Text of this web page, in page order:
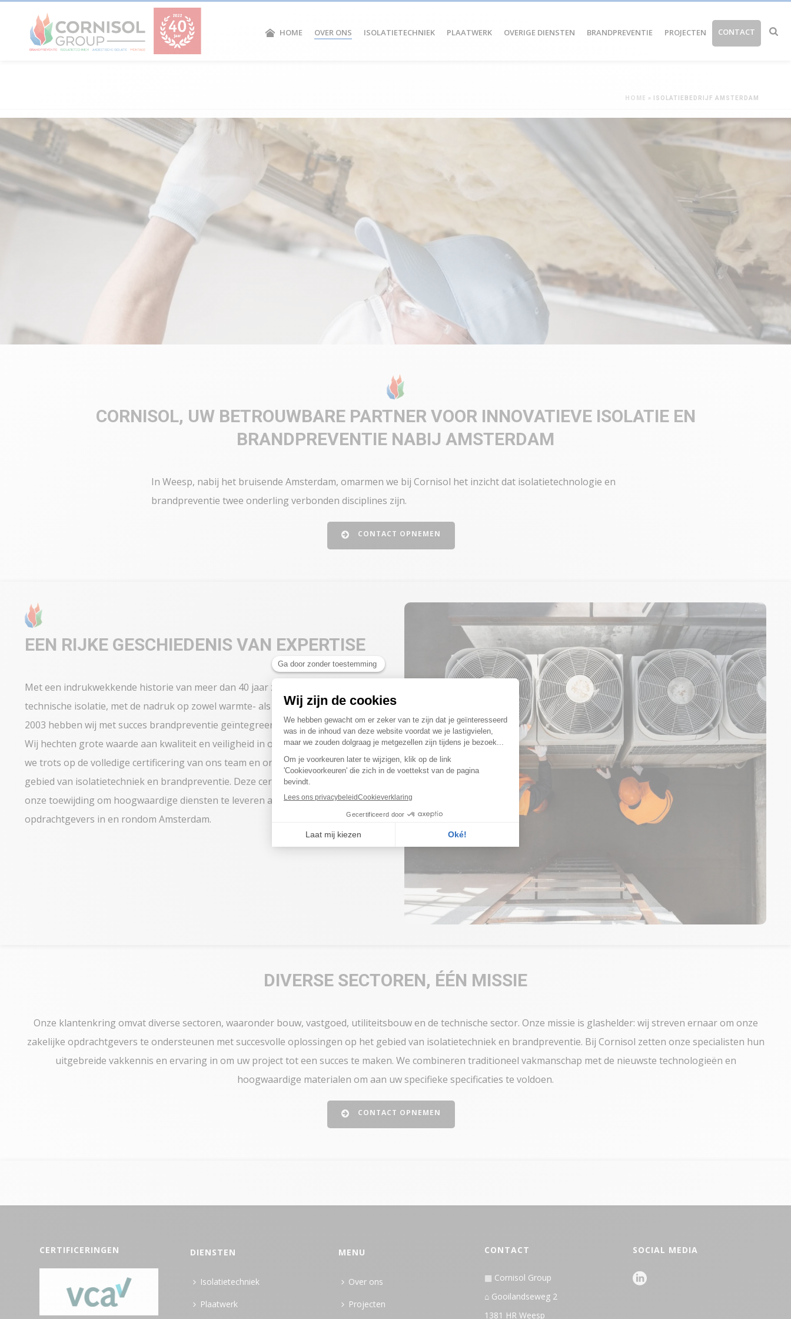
HOME OVER ONS ISOLATIETECHNIEK PLAATWERK OVERIGE DIENSTEN BRANDPREVENTIE PROJECTEN CONTACT
HOME » ISOLATIEBEDRIJF AMSTERDAM
CORNISOL, UW BETROUWBARE PARTNER VOOR INNOVATIEVE ISOLATIE EN
BRANDPREVENTIE NABIJ AMSTERDAM
In Weesp, nabij het bruisende Amsterdam, omarmen we bij Cornisol het inzicht dat isolatietechnologie en
brandpreventie twee onderling verbonden disciplines zijn.
CONTACT OPNEMEN
EEN RIJKE GESCHIEDENIS VAN EXPERTISE
Met een indrukwekkende historie van meer dan 40 jaar zijn wij gespecialiseerd in
technische isolatie, met de nadruk op zowel warmte- als koelinstallaties. Sinds
2003 hebben wij met succes brandpreventie geïntegreerd in onze dienstverlening.
Wij hechten grote waarde aan kwaliteit en veiligheid in onze branche. Daarom zijn
we trots op de volledige certificering van ons team en onze processen op het
gebied van isolatietechniek en brandpreventie. Deze certificeringen onderstrepen
onze toewijding om hoogwaardige diensten te leveren aan al onze
opdrachtgevers in en rondom Amsterdam.
DIVERSE SECTOREN, ÉÉN MISSIE
Onze klantenkring omvat diverse sectoren, waaronder bouw, vastgoed, utiliteitsbouw en de technische sector. Onze missie is glashelder: wij streven ernaar om onze
zakelijke opdrachtgevers te ondersteunen met succesvolle oplossingen op het gebied van isolatietechniek en brandpreventie. Bij Cornisol zetten onze specialisten hun
uitgebreide vakkennis en ervaring in om uw project tot een succes te maken. We combineren traditioneel vakmanschap met de nieuwste technologieën en
hoogwaardige materialen om aan uw specifieke specificaties te voldoen.
CONTACT OPNEMEN
CERTIFICERINGEN DIENSTEN
Isolatietechniek
Plaatwerk
MENU
Over ons
Projecten
CONTACT
▦ Cornisol Group
⌂ Gooilandseweg 2
1381 HR Weesp
SOCIAL MEDIA